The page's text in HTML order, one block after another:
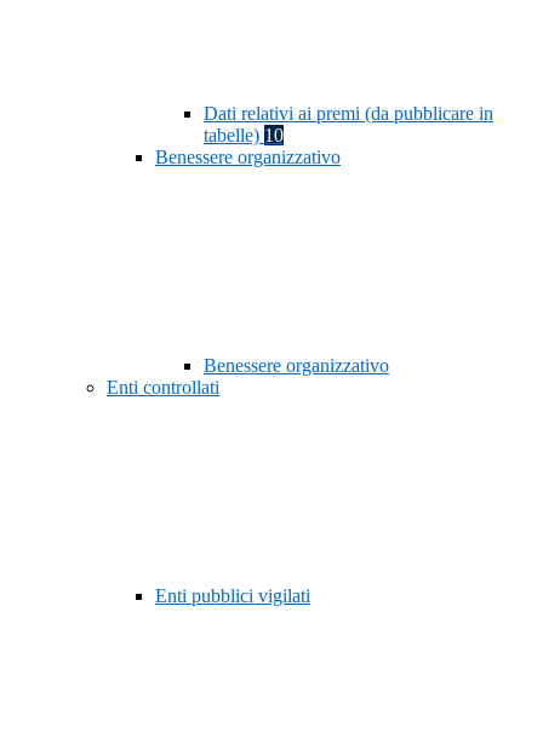
Dati relativi ai premi (da pubblicare in
tabelle) 10
Benessere organizzativo
Benessere organizzativo
Enti controllati
Enti pubblici vigilati